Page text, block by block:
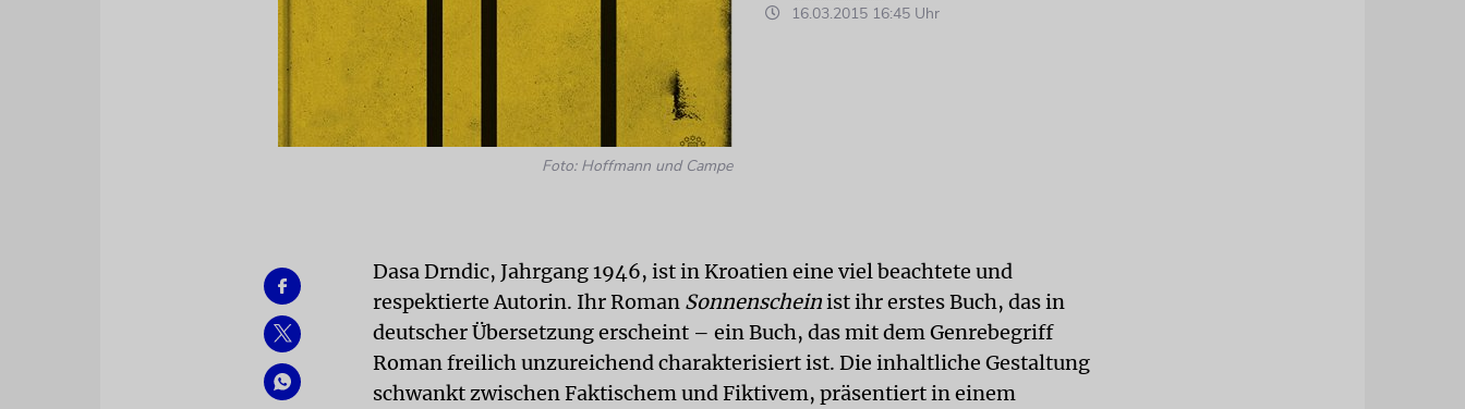
Foto: Hoffmann und Campe
16.03.2015 16:45 Uhr
Dasa Drndic, Jahrgang 1946, ist in Kroatien eine viel beachtete und
respektierte Autorin. Ihr Roman Sonnenscheinist ihr erstes Buch, das in
deutscher Übersetzung erscheint – ein Buch, das mit dem Genrebegriff
Roman freilich unzureichend charakterisiert ist. Die inhaltliche Gestaltung
schwankt zwischen Faktischem und Fiktivem, präsentiert in einem